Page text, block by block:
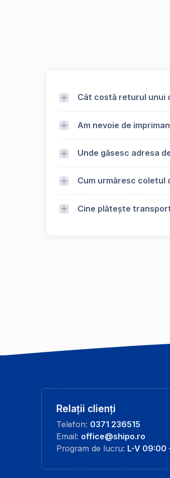
Cât costă returul unui
Am nevoie de
Unde găsesc adresa
Cum urmăresc
Cine plătește
Relații clienți
Telefon: 0371 236515
Email: office@shipo.ro
Program de lucru: L-V 09:00